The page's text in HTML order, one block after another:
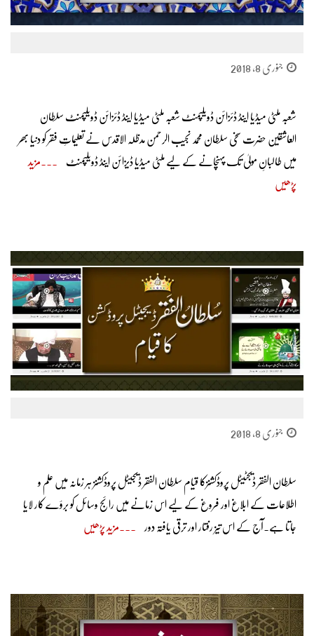
جنوری 8, 2018
شعبہ ملٹی میڈیا اینڈ ڈئزائن ڈویلپمنٹ شعبہ ملٹی میڈیا اینڈ ڈئزائن ڈویلپمنٹ سلطان
العاشقین حضرت سخی سلطان محمد نجیب الرحمن مدظلہ الاقدس نے تعلیماتِ فقر کو دنیا بھر
میں طالبانِ مولیٰ تک پہنچانے کے لیے ملٹی میڈیا ڈیزائن اینڈ ڈویلپمنٹ مزید
پڑھیں
جنوری 8, 2018
سلطان الفقر ڈیجٹیٹل پروڈکشنزکا قیام سلطان الفقر ڈیجیٹل پروڈکشنز ہر زمانہ میں علم و
اطلاعات کے ابلاغ اور فروغ کے لیے اس زمانے میں رائج وسائل کو برؤے کار لایا
جاتا ہے۔آج کے اس تیز رفتار اور ترقی یافتہ دور مزید پڑھیں